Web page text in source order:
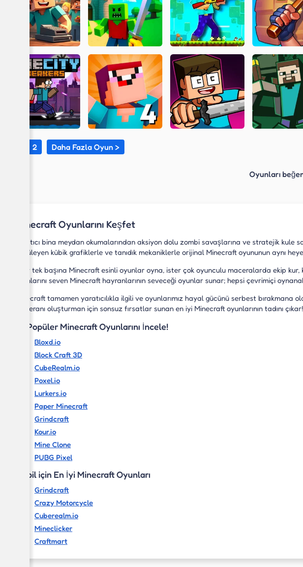
2 Daha Fazla Oyun >
Oyunları
Minecraft Oyunlarını Keşfet
Yaratıcı bina meydan okumalarından aksiyon dolu zombi savaşlarına ve stratejik
büyüleyen kübik grafiklerle ve tanıdık mekaniklerle orijinal Minecraft oyununun aynı
İster tek başına Minecraft esinli oyunlar oyna, ister çok oyunculu maceralarda ekip
oyunlarını seven Minecraft hayranlarının seveceği oyunlar sunar; hepsi çevrimiçi
Minecraft tamamen yaratıcılıkla ilgili ve oyunlarımız hayal gücünü serbest
maceranı oluşturman için sonsuz fırsatlar sunan en iyi Minecraft oyunlarının tadını çıkar!
En Popüler Minecraft Oyunlarını İncele!
Bloxd.io
Block Craft 3D
CubeRealm.io
Poxel.io
Lurkers.io
Paper Minecraft
Grindcraft
Kour.io
Mine Clone
PUBG Pixel
Mobil için En İyi Minecraft Oyunları
Grindcraft
Crazy Motorcycle
Cuberealm.io
Mineclicker
Craftmart